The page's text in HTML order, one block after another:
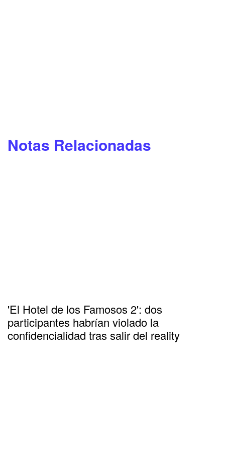
Notas Relacionadas
'El Hotel de los Famosos 2': dos
participantes habrían violado la
confidencialidad tras salir del reality